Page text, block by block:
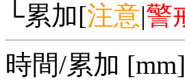
└累加[注意|警
時間/累加 [mm]